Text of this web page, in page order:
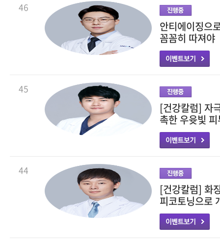
46
안티에이징으
꼼꼼히 따져야
45
[건강칼럼] 자
촉한 우윳빛
44
[건강칼럼] 화
피코토닝으로